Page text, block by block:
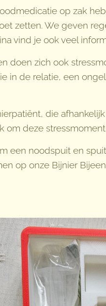
op zak
zetten. We geven
vind je ook veel
doen zich ook
in de relatie, een
die
om deze
een noodspuit en
op onze Bijnier